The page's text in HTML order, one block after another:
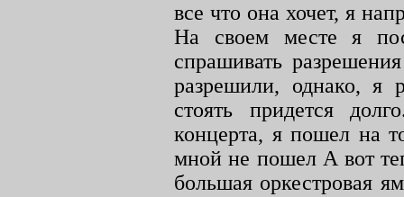
все что она хочет, я
На своем месте я
спрашивать
разрешили, однако, я
стоять придется
концерта, я пошел на
мной не пошел А вот
большая оркестровая